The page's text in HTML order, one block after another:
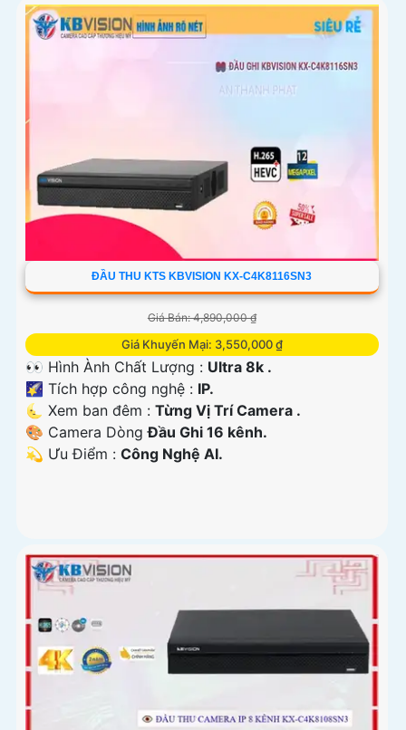
ĐẦU THU KTS KBVISION KX-C4K8116SN3
Giá Bán: 4,890,000 ₫
Giá Khuyến Mại: 3,550,000 ₫
👀 Hình Ành Chất Lượng : Ultra 8k .
🌠 Tích hợp công nghệ : IP.
🌜 Xem ban đêm : Từng Vị Trí Camera .
🎨 Camera DòngĐầu Ghi 16 kênh.
️💫 Ưu Điểm : Công Nghệ AI.